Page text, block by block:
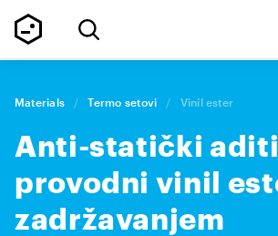
Materials / Termo setovi / Vinil ester
Anti-statički
provodni vinil
zadržavanjem